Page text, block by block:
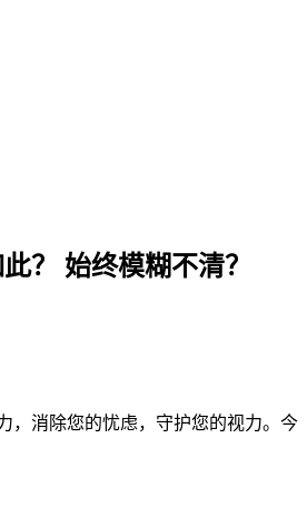
？ 始终模糊不清？
，消除您的忧虑，守护您的视力。今